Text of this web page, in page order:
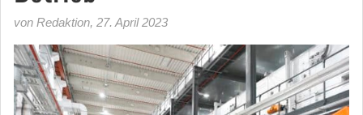
von Redaktion, 27. April 2023